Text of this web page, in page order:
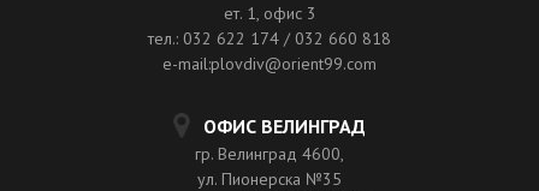
ет. 1, офис 3
тел.: 032 622 174 / 032 660 818
e-mail:plovdiv@orient99.com
ОФИС ВЕЛИНГРАД
гр. Велинград 4600,
ул. Пионерска №35